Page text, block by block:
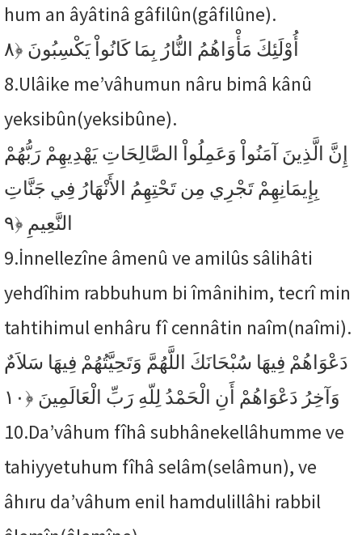
hum an âyâtinâ gâfilûn(gâfilûne).
أُوْلَئِكَ مَأْوَاهُمُ النُّارُ بِمَا كَانُواْ يَكْسِبُونَ ﴿٨
8.Ulâike me’vâhumun nâru bimâ kânû
yeksibûn(yeksibûne).
إِنَّ الَّذِينَ آمَنُواْ وَعَمِلُواْ الصَّالِحَاتِ يَهْدِيهِمْ رَبُّهُمْ
بِإِيمَانِهِمْ تَجْرِي مِن تَحْتِهِمُ الأَنْهَارُ فِي جَنَّاتِ
النَّعِيمِ ﴿٩
9.İnnellezîne âmenû ve amilûs sâlihâti
yehdîhim rabbuhum bi îmânihim, tecrî min
tahtihimul enhâru fî cennâtin naîm(naîmi).
دَعْوَاهُمْ فِيهَا سُبْحَانَكَ اللَّهُمَّ وَتَحِيَّتُهُمْ فِيهَا سَلاَمٌ
وَآخِرُ دَعْوَاهُمْ أَنِ الْحَمْدُ لِلّهِ رَبِّ الْعَالَمِينَ ﴿١٠
10.Da’vâhum fîhâ subhânekellâhumme ve
tahiyyetuhum fîhâ selâm(selâmun), ve
âhıru da’vâhum enil hamdulillâhi rabbil